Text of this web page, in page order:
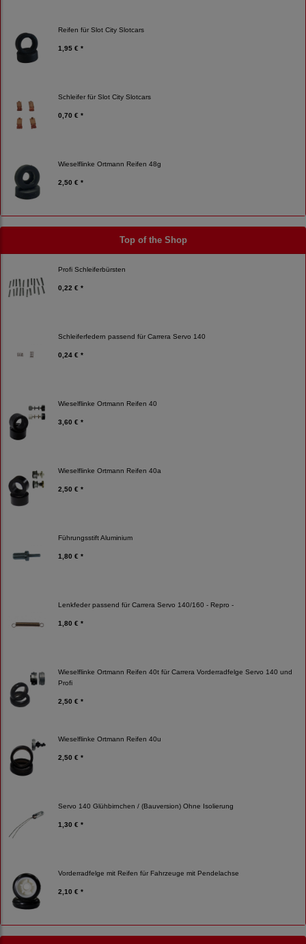
Reifen für Slot City Slotcars
1,95 € *
Schleifer für Slot City Slotcars
0,70 € *
Wieselflinke Ortmann Reifen 48g
2,50 € *
Top of the Shop
Profi Schleiferbürsten
0,22 € *
Schleiferfedern passend für Carrera Servo 140
0,24 € *
Wieselflinke Ortmann Reifen 40
3,60 € *
Wieselflinke Ortmann Reifen 40a
2,50 € *
Führungsstift Aluminium
1,80 € *
Lenkfeder passend für Carrera Servo 140/160 - Repro -
1,80 € *
Wieselflinke Ortmann Reifen 40t für Carrera Vorderradfelge Servo 140 und
Profi
2,50 € *
Wieselflinke Ortmann Reifen 40u
2,50 € *
Servo 140 Glühbirnchen / (Bauversion) Ohne Isolierung
1,30 € *
Vorderradfelge mit Reifen für Fahrzeuge mit Pendelachse
2,10 € *